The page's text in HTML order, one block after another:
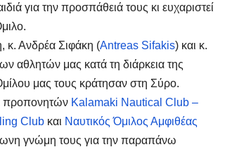
για την προσπάθειά τους κι ευχαριστεί
κ. Ανδρέα Σιφάκη (Antreas Sifakis) και κ.
αθλητών μας κατά τη διάρκεια της
μας τους κράτησαν στη Σύρο.
προπονητών Kalamaki Nautical Club –
Club και Ναυτικός Όμιλος Αμφιθέας
γνώμη τους για την παραπάνω